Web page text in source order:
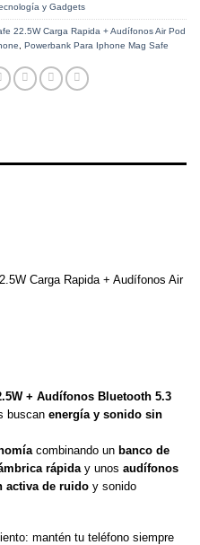
y Gadgets
22.5W Carga Rapida + Audífonos Air Pod
Powerbank Para Iphone Mag Safe
Carga Rapida + Audífonos Air
+ Audífonos Bluetooth 5.3
buscan energía y sonido sin
combinando un banco de
rápiday unos audífonos
activa de ruido y sonido
mantén tu teléfono siempre